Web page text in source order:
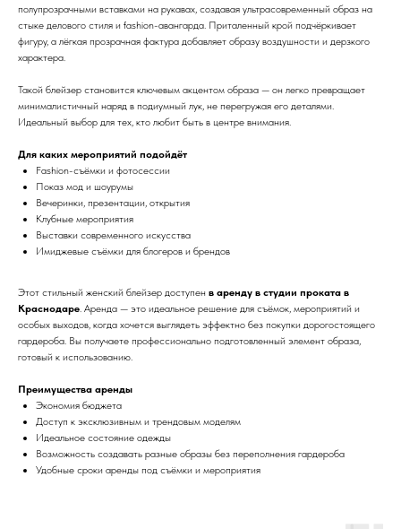
полупрозрачными вставками на рукавах, создавая ультрасовременный образ на
стыке делового стиля и fashion-авангарда. Приталенный крой подчёркивает
фигуру, а лёгкая прозрачная фактура добавляет образу воздушности и дерзкого
характера.
Такой блейзер становится ключевым акцентом образа — он легко превращает
минималистичный наряд в подиумный лук, не перегружая его деталями.
Идеальный выбор для тех, кто любит быть в центре внимания.
Для каких мероприятий подойдёт
Fashion-съёмки и фотосессии
Показ мод и шоурумы
Вечеринки, презентации, открытия
Клубные мероприятия
Выставки современного искусства
Имиджевые съёмки для блогеров и брендов
Этот стильный женский блейзер доступен в аренду в студии проката в
Краснодаре. Аренда — это идеальное решение для съёмок, мероприятий и
особых выходов, когда хочется выглядеть эффектно без покупки дорогостоящего
гардероба. Вы получаете профессионально подготовленный элемент образа,
готовый к использованию.
Преимущества аренды
Экономия бюджета
Доступ к эксклюзивным и трендовым моделям
Идеальное состояние одежды
Возможность создавать разные образы без переполнения гардероба
Удобные сроки аренды под съёмки и мероприятия